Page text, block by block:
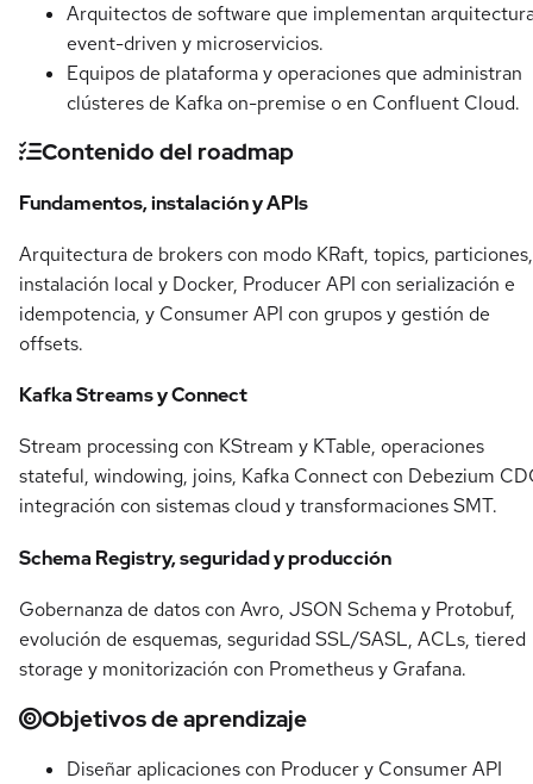
Arquitectos de software que implementan
event-driven y microservicios.
Equipos de plataforma y operaciones que administran
clústeres de Kafka on-premise o en Confluent Cloud.
Contenido del roadmap
Fundamentos, instalación y APIs
Arquitectura de brokers con modo KRaft, topics, particiones,
instalación local y Docker, Producer API con serialización e
idempotencia, y Consumer API con grupos y gestión de
offsets.
Kafka Streams y Connect
Stream processing con KStream y KTable, operaciones
stateful, windowing, joins, Kafka Connect con Debezium
integración con sistemas cloud y transformaciones SMT.
Schema Registry, seguridad y producción
Gobernanza de datos con Avro, JSON Schema y Protobuf,
evolución de esquemas, seguridad SSL/SASL, ACLs, tiered
storage y monitorización con Prometheus y Grafana.
Objetivos de aprendizaje
Diseñar aplicaciones con Producer y Consumer API